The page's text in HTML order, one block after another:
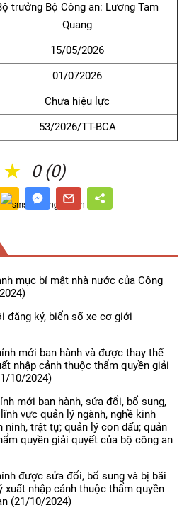
trưởng Bộ Công an: Lương Tam
Quang
15/05/2026
01/072026
Chưa hiệu lực
53/2026/TT-BCA
0 (0)
5 Sao
4 Sao
mục bí mật nhà nước của Công
đăng ký, biển số xe cơ giới
mới ban hành và được thay thế
nhập cảnh thuộc thẩm quyền giải
10/2024)
mới ban hành, sửa đổi, bổ sung,
vực quản lý ngành, nghề kinh
ninh, trật tự; quản lý con dấu; quản
quyền giải quyết của bộ công an
được sửa đổi, bổ sung và bị bãi
xuất nhập cảnh thuộc thẩm quyền
(21/10/2024)